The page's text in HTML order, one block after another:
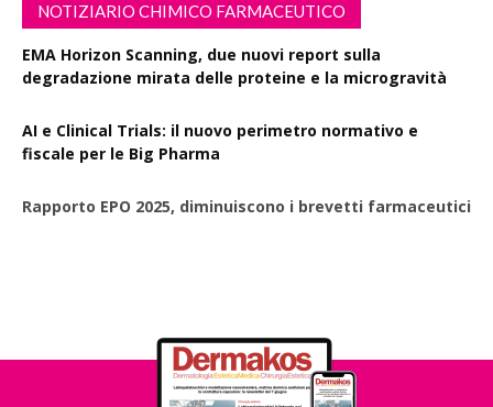
NOTIZIARIO CHIMICO FARMACEUTICO
EMA Horizon Scanning, due nuovi report sulla
degradazione mirata delle proteine e la microgravità
AI e Clinical Trials: il nuovo perimetro normativo e
fiscale per le Big Pharma
Rapporto EPO 2025, diminuiscono i brevetti farmaceutici